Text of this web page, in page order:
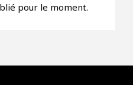
pour le moment.